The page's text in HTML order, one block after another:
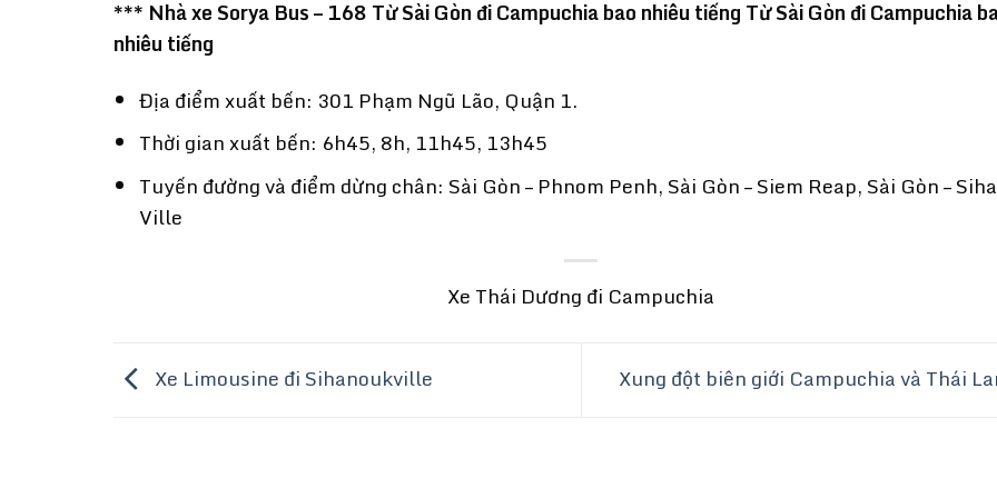
*** Nhà xe Sorya Bus – 168 Từ Sài Gòn đi Campuchia bao nhiêu tiếng Từ Sài Gòn đi Campuchia
nhiêu tiếng
Địa điểm xuất bến: 301 Phạm Ngũ Lão, Quận 1.
Thời gian xuất bến: 6h45, 8h, 11h45, 13h45
Tuyến đường và điểm dừng chân: Sài Gòn – Phnom Penh, Sài Gòn – Siem Reap, Sài Gòn –
Ville
Xe Thái Dương đi Campuchia
Xe Limousine đi Sihanoukville Xung đột biên giới Campuchia và Thái